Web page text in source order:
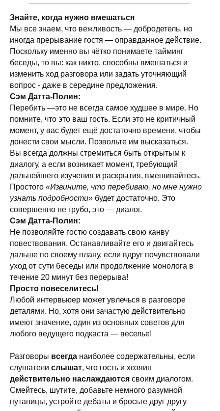
Знайте, когда нужно вмешаться
Мы все знаем, что вежливость — добродетель, но
иногда прерывание гостя — оправданное действие.
Поскольку именно вы чётко понимаете тайминг
беседы, то вы: как никто, способны вмешаться и
изменить ход разговора или задать уточняющий
вопрос - даже в середине предложения.
Сэм Датта-Полин:
Перебить —это не всегда самое худшее в мире. Но
помните, что это ваш гость. Если это не критичный
момент, у вас будет ещё достаточно времени, чтобы
донести свои мысли. Позвольте им высказаться.
Вы всегда должны стремиться быть открытым к
диалогу, а если возникает момент, требующий
дальнейшего изучения и раскрытия, вмешивайтесь.
Простого «Извините, что перебиваю, но мне нужно
узнать подробности» будет достаточно. Это
совершенно не грубо, это — диалог.
Сэм Датта-Полин:
Не позволяйте гостю создавать свою канву
повествования. Останавливайте его и двигайтесь
дальше по своему плану, если вдруг почувствовали
уход от сути беседы или продолжение монолога в
течение 20 минут без перерыва!
Просто повеселитесь!
Любой интервьюер может увлечься в разговоре
деталями. Но, хотя они зачастую действительно
имеют значение, один из основных советов для
любого ведущего подкаста — веселье!
Разговоры всегда наиболее содержательны, если
слушатели слышат, что гость и хозяин
действительно наслаждаются своим диалогом.
Смейтесь, шутите, добавьте немного разумной
путаницы, устройте дебаты и бросьте друг другу